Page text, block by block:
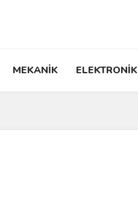
MEKANİK ELEKTRONİK